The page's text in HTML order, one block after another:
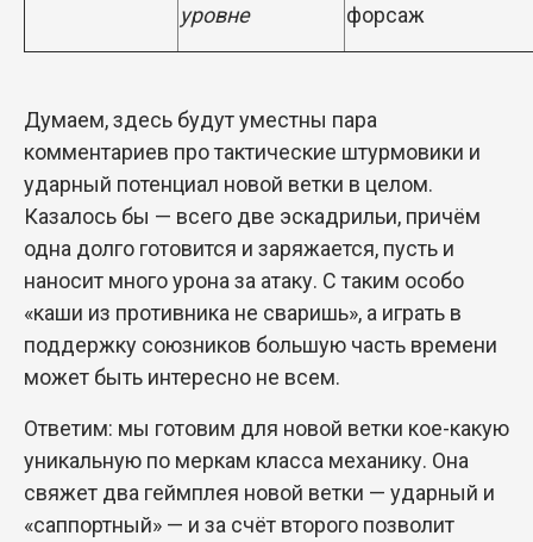
уровне
форсаж
Думаем, здесь будут уместны пара
комментариев про тактические штурмовики и
ударный потенциал новой ветки в целом.
Казалось бы — всего две эскадрильи, причём
одна долго готовится и заряжается, пусть и
наносит много урона за атаку. С таким особо
«каши из противника не сваришь», а играть в
поддержку союзников большую часть времени
может быть интересно не всем.
Ответим: мы готовим для новой ветки кое-какую
уникальную по меркам класса механику. Она
свяжет два геймплея новой ветки — ударный и
«саппортный» — и за счёт второго позволит